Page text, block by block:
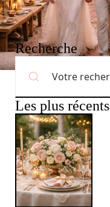
Recherche
Les plus récents